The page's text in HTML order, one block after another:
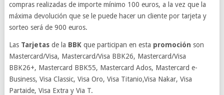
compras realizadas de importe mínimo 100 euros, a la vez que la
máxima devolución que se le puede hacer un cliente por tarjeta y
sorteo será de 900 euros.
Las Tarjetasde la BBK que participan en esta promoción son
Mastercard/Visa, Mastercard/Visa BBK26, Mastercard/Visa
BBK26+, Mastercard BBK55, Mastercard Ados, Mastercard e-
Business, Visa Classic, Visa Oro, Visa Titanio,Visa Nakar, Visa
Partaide, Visa Extra y Via T.